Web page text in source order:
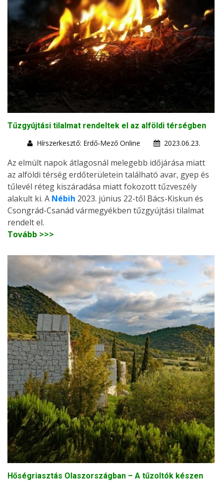
Tűzgyújtási tilalmat rendeltek el az alföldi térségben
Hírszerkesztő: Erdő-Mező Online
2023.06.23.
Az elmúlt napok átlagosnál melegebb időjárása miatt
az alföldi térség erdőterületein található avar, gyep és
tűlevél réteg kiszáradása miatt fokozott tűzveszély
alakult ki. A Nébih 2023. június 22-től Bács-Kiskun és
Csongrád-Csanád vármegyékben tűzgyújtási tilalmat
rendelt el.
Tovább >>>
Hőségriasztás Olaszországban – A tűzoltók készen